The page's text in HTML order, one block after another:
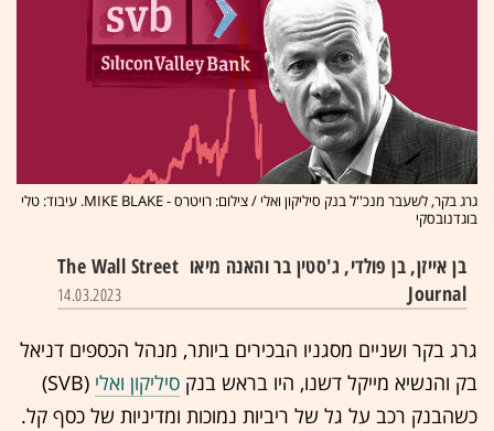
גרג בקר, לשעבר מנכ''ל בנק סיליקון ואלי / צילום: רויטרס - MIKE BLAKE. עיבוד: טלי
בוגדנובסקי
בן אייזן, בן פולדי, ג'סטין בר והאנה מיאו The Wall Street
Journal
14.03.2023
גרג בקר ושניים מסגניו הבכירים ביותר, מנהל הכספים דניאל
בק והנשיא מייקל דשנו, היו בראש בנק סיליקון ואלי
(SVB)
כשהבנק רכב על גל של ריביות נמוכות ומדיניות של כסף קל.